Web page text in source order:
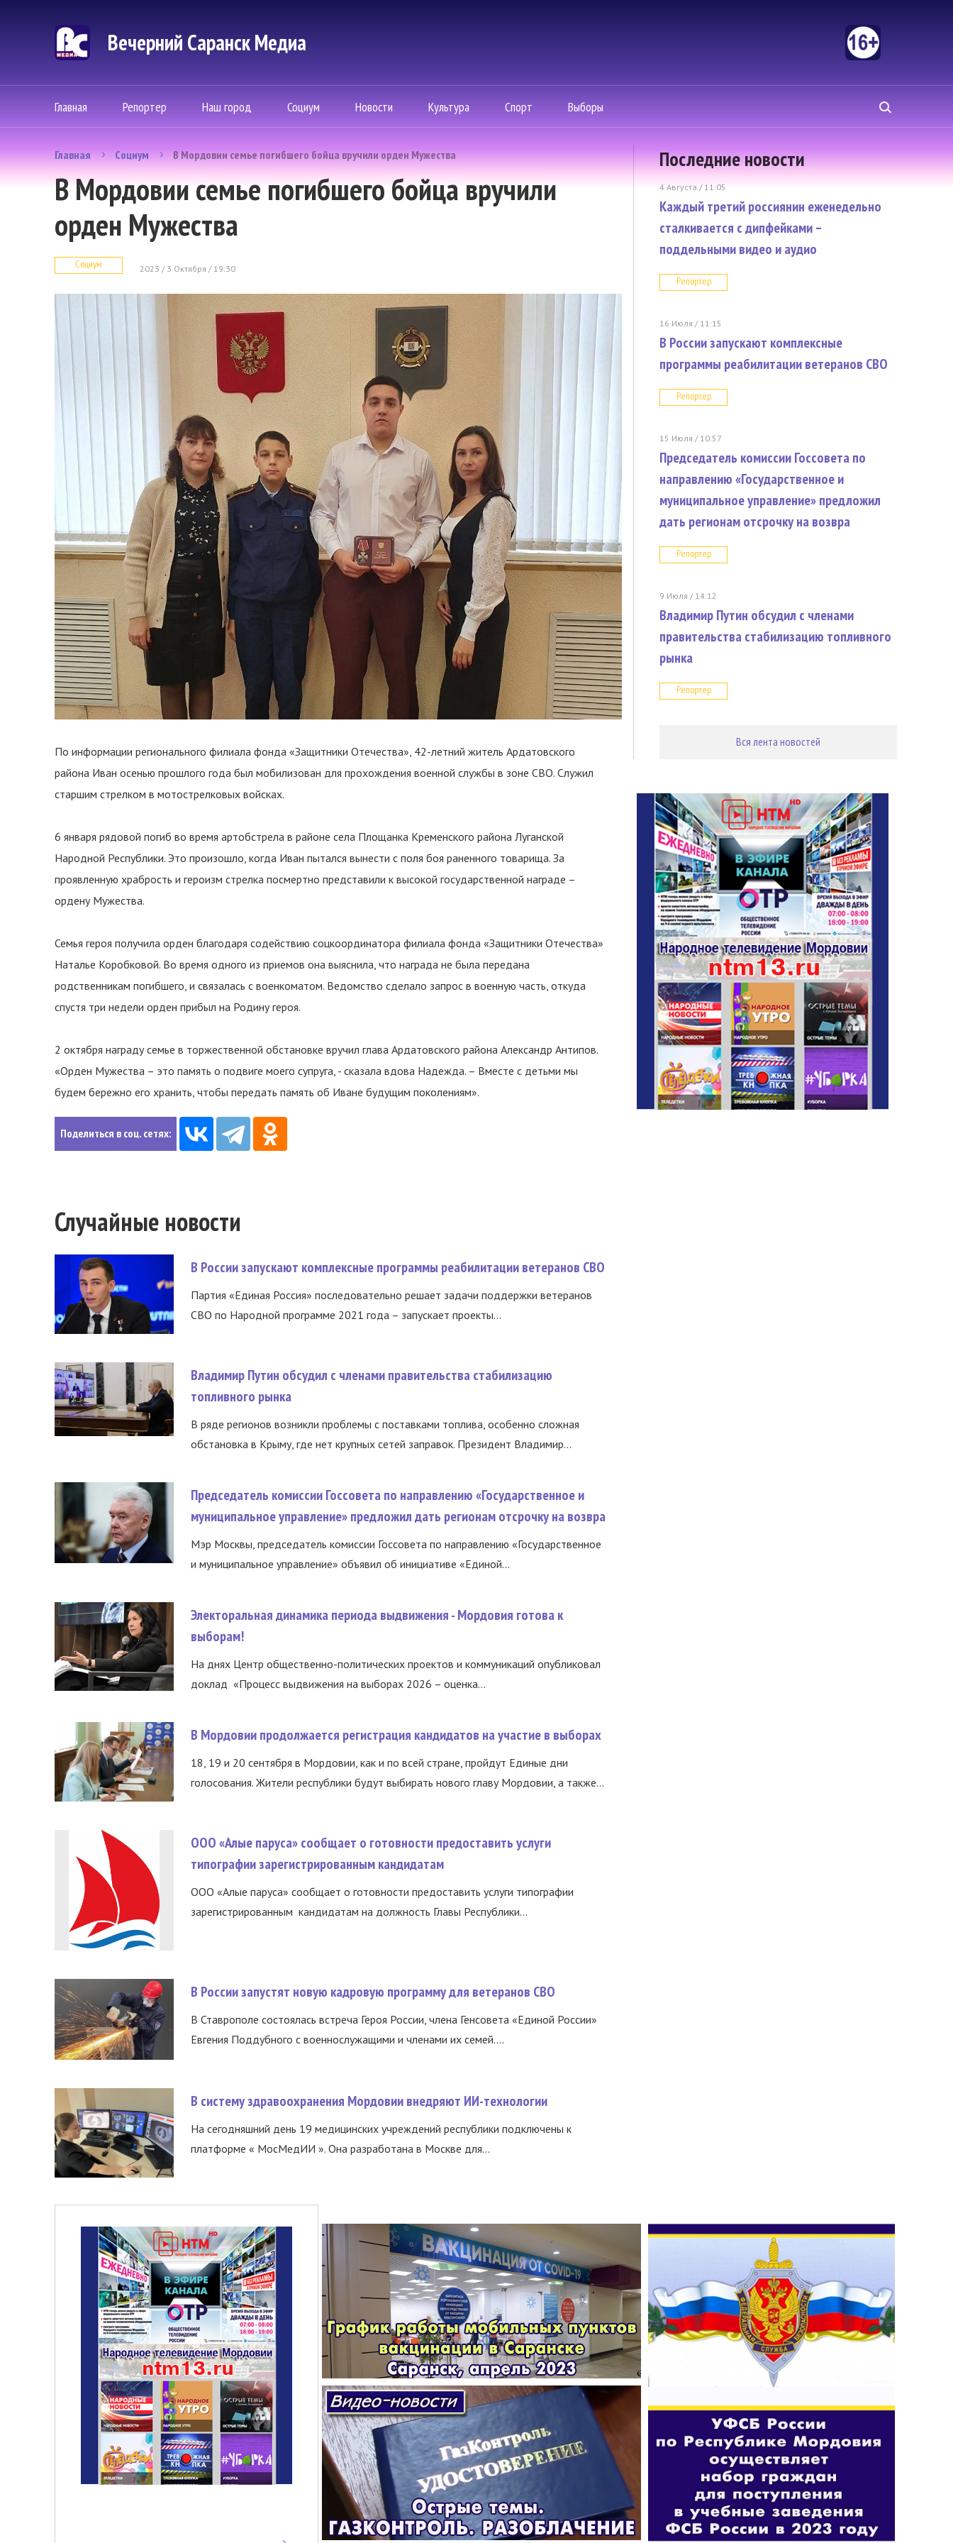
Вечерний Саранск Mедиа
Главная Репортер Наш город Социум Новости Культура Спорт Выборы
Главная Социум В Мордовии семье погибшего бойца вручили орден Мужества
В Мордовии семье погибшего бойца вручили
орден Мужества
Социум 2023 / 3 Октября / 19:30
По информации регионального филиала фонда «Защитники Отечества», 42-летний житель Ардатовского
района Иван осенью прошлого года был мобилизован для прохождения военной службы в зоне СВО. Служил
старшим стрелком в мотострелковых войсках.
6 января рядовой погиб во время артобстрела в районе села Площанка Кременского района Луганской
Народной Республики. Это произошло, когда Иван пытался вынести с поля боя раненного товарища. За
проявленную храбрость и героизм стрелка посмертно представили к высокой государственной награде –
ордену Мужества.
Семья героя получила орден благодаря содействию соцкоординатора филиала фонда «Защитники Отечества»
Наталье Коробковой. Во время одного из приемов она выяснила, что награда не была передана
родственникам погибшего, и связалась с военкоматом. Ведомство сделало запрос в военную часть, откуда
спустя три недели орден прибыл на Родину героя.
2 октября награду семье в торжественной обстановке вручил глава Ардатовского района Александр Антипов.
«Орден Мужества – это память о подвиге моего супруга, - сказала вдова Надежда. – Вместе с детьми мы
будем бережно его хранить, чтобы передать память об Иване будущим поколениям».
Поделиться в соц. сетях:
Случайные новости
В России запускают комплексные программы реабилитации ветеранов СВО
Партия «Единая Россия» последовательно решает задачи поддержки ветеранов
СВО по Народной программе 2021 года – запускает проекты...
Владимир Путин обсудил с членами правительства стабилизацию
топливного рынка
В ряде регионов возникли проблемы с поставками топлива, особенно сложная
обстановка в Крыму, где нет крупных сетей заправок. Президент Владимир...
Председатель комиссии Госсовета по направлению «Государственное и
муниципальное управление» предложил дать регионам отсрочку на возвра
Мэр Москвы, председатель комиссии Госсовета по направлению «Государственное
и муниципальное управление» объявил об инициативе «Единой...
Электоральная динамика периода выдвижения - Мордовия готова к
выборам!
На днях Центр общественно-политических проектов и коммуникаций опубликовал
доклад «Процесс выдвижения на выборах 2026 – оценка...
В Мордовии продолжается регистрация кандидатов на участие в выборах
18, 19 и 20 сентября в Мордовии, как и по всей стране, пройдут Единые дни
голосования. Жители республики будут выбирать нового главу Мордовии, а также...
ООО «Алые паруса» сообщает о готовности предоставить услуги
типографии зарегистрированным кандидатам
ООО «Алые паруса» сообщает о готовности предоставить услуги типографии
зарегистрированным кандидатам на должность Главы Республики...
В России запустят новую кадровую программу для ветеранов СВО
В Ставрополе состоялась встреча Героя России, члена Генсовета «Единой России»
Евгения Поддубного с военнослужащими и членами их семей....
В систему здравоохранения Мордовии внедряют ИИ-технологии
На сегодняшний день 19 медицинских учреждений республики подключены к
платформе « МосМедИИ ». Она разработана в Москве для...
Последние новости
4 Августа / 11:05
Каждый третий россиянин еженедельно
сталкивается с дипфейками –
поддельными видео и аудио
Репортер
16 Июля / 11:15
В России запускают комплексные
программы реабилитации ветеранов СВО
Репортер
15 Июля / 10:57
Председатель комиссии Госсовета по
направлению «Государственное и
муниципальное управление» предложил
дать регионам отсрочку на возвра
Репортер
9 Июля / 14:12
Владимир Путин обсудил с членами
правительства стабилизацию топливного
рынка
Репортер
Вся лента новостей